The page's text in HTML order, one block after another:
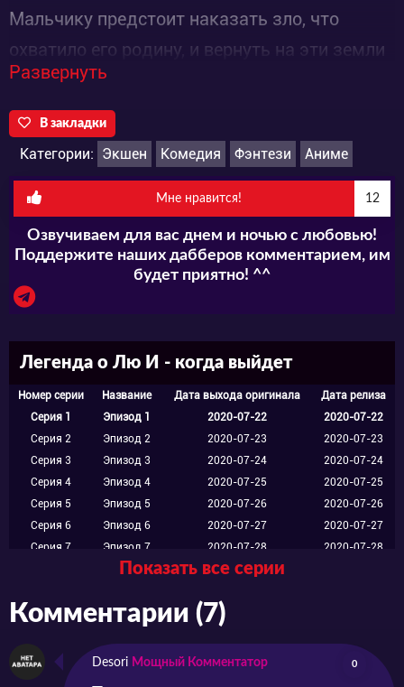
Мальчику предстоит наказать зло, что
охватило его родину, и вернуть на эти земли
благополучие и доброту. Конечно, это
непростая задача и на пути к выполнению
своей миссии, герою предстоит преодолеть
множество препятствий. К счастью, на его
пути встречаются не только злодеи, но и
достойные создания.
Так, Лю И подружился с девушкой,
потерявшей память. С одной стороны, такое
добавляет работы парнишке, ведь он должен
помочь товарищу восстановить знания о
себе. С другой – эта загадочная подруга
даже с амнезией является образцом
надёжного и отважного соратника. К тому же,
в скором времени они также знакомятся с
могущественной тигрицей, что не может
оставаться в стороне от чужих страданий.
А дальше – интересней. Благодаря одной
нимфе выясняется, что новая подруга Лю И
Развернуть
В закладки
Категории: Экшен Комедия Фэнтези Аниме
Мне нравится! 12
Озвучиваем для вас днем и ночью с любовью!
Поддержите наших дабберов комментарием, им
будет приятно! ^^
Легенда о Лю И - когда выйдет
Номер серии Название Дата выхода оригинала
Дата релиза
Серия 1
Эпизод 1 2020-07-22
2020-07-22
Серия 2
Эпизод 2 2020-07-23
2020-07-23
Серия 3
Эпизод 3 2020-07-24
2020-07-24
Серия 4
Эпизод 4 2020-07-25
2020-07-25
Серия 5
Эпизод 5 2020-07-26
2020-07-26
Серия 6
Эпизод 6 2020-07-27
2020-07-27
Серия 7
Эпизод 7 2020-07-28
2020-07-28
Эпизод 8 2020-07-29
Серия 10
Эпизод 10 2020-07-31
Серия 12
Эпизод 12
2020-08-02
Серия 13
Показать все серии
Комментарии (7)
Desori Мощный Комментатор 0